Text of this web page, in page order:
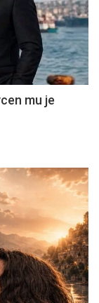
mu je